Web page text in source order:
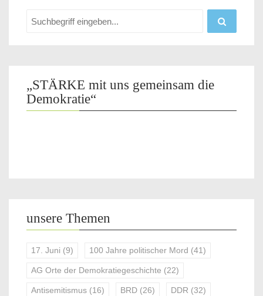
„STÄRKE mit uns gemeinsam die
Demokratie“
unsere Themen
17. Juni (9) 100 Jahre politischer Mord (41)
AG Orte der Demokratiegeschichte (22)
Antisemitismus (16) BRD (26) DDR (32)